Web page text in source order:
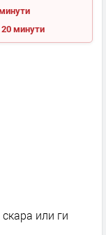
20 минути
или ги